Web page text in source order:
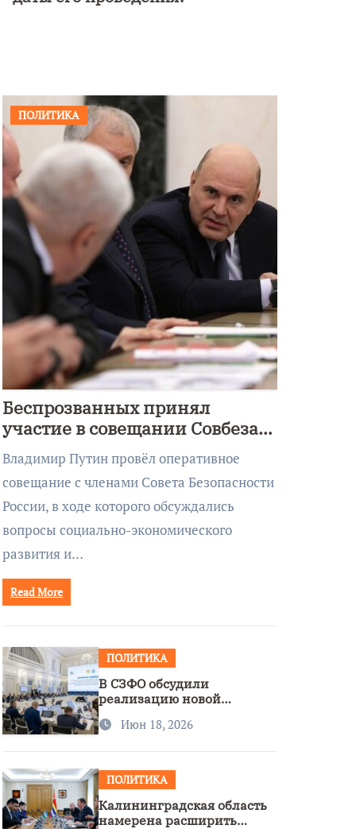
ПОЛИТИКА
Беспрозванных принял
участие в совещании Совбеза
под руководством Путина
Владимир Путин провёл оперативное
совещание с членами Совета Безопасности
России, в ходе которого обсуждались
вопросы социально-экономического
развития и…
Read More
ПОЛИТИКА
В СЗФО обсудили
реализацию новой
Июн 18, 2026
ПОЛИТИКА
Калининградская область
намерена расширить